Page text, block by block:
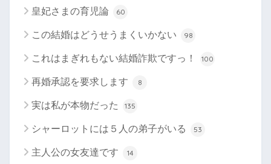
皇妃さまの育児論 60
この結婚はどうせうまくいかない 98
これはまぎれもない結婚詐欺ですっ！ 100
再婚承認を要求します 8
実は私が本物だった 135
シャーロットには５人の弟子がいる 53
主人公の女友達です 14